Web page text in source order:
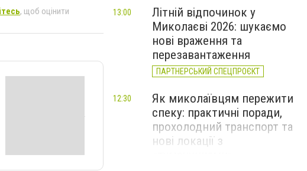
, щоб оцінити
Літній відпочинок у
Миколаєві 2026: шукаємо
нові враження та
перезавантаження
ПАРТНЕРСЬКИЙ СПЕЦПРОЄКТ
13:00
Як миколаївцям пережити
спеку: практичні поради,
прохолодний транспорт та
нові локації з
12:30